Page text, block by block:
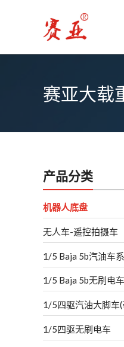
赛亚大载
产品分类
机器人底盘
无人车-遥控拍摄车
1/5 Baja 5b汽油车
1/5 Baja 5b无刷电车
1/5四驱汽油大脚车(
1/5四驱无刷电车